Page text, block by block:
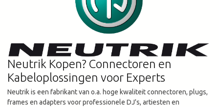
Neutrik Kopen? Connectoren en
Kabeloplossingen voor Experts
Neutrik is een fabrikant van o.a. hoge kwaliteit connectoren, plugs,
frames en adapters voor professionele DJ's, artiesten en